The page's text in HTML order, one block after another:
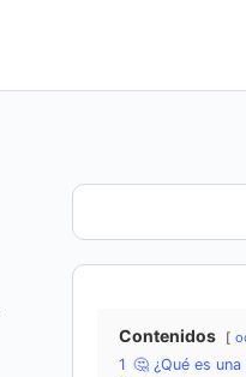
Contenidos
1 🤔 ¿Qué es